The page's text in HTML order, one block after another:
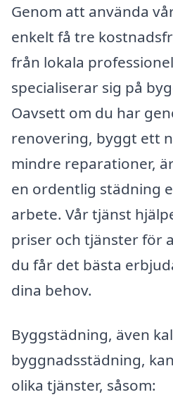
Genom att använda
enkelt få tre
från lokala
specialiserar sig på
Oavsett om du har
renovering, byggt ett
mindre reparationer,
en ordentlig städning
arbete. Vår tjänst
priser och tjänster för
du får det bästa
dina behov.
Byggstädning, även
byggnadsstädning,
olika tjänster, såsom: